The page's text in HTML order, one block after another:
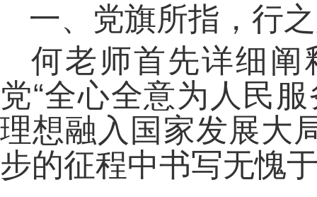
一、党旗所指，行
何老师首先详细阐
党“全心全意为人民
理想融入国家发展大
步的征程中书写无愧